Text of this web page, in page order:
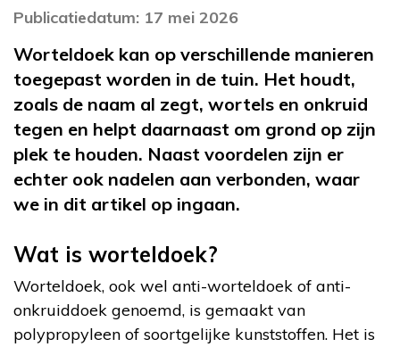
Publicatiedatum: 17 mei 2026
Worteldoek kan op verschillende manieren
toegepast worden in de tuin. Het houdt,
zoals de naam al zegt, wortels en onkruid
tegen en helpt daarnaast om grond op zijn
plek te houden. Naast voordelen zijn er
echter ook nadelen aan verbonden, waar
we in dit artikel op ingaan.
Wat is worteldoek?
Worteldoek, ook wel anti-worteldoek of anti-
onkruiddoek genoemd, is gemaakt van
polypropyleen of soortgelijke kunststoffen. Het is